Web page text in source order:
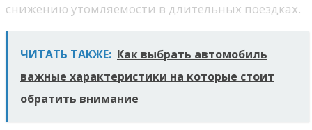
снижению утомляемости в длительных поездках.
ЧИТАТЬ ТАКЖЕ: Как выбрать автомобиль
важные характеристики на которые стоит
обратить внимание